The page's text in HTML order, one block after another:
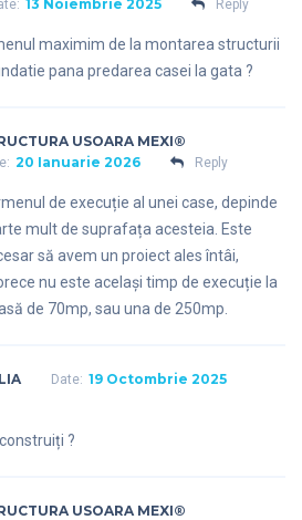
13 Noiembrie 2025 Reply
maximim de la montarea structurii
pana predarea casei la gata ?
USOARA MEXI®
20 Ianuarie 2026 Reply
de execuție al unei case, depinde
mult de suprafața acesteia. Este
să avem un proiect ales întâi,
nu este același timp de execuție la
de 70mp, sau una de 250mp.
Date: 19 Octombrie 2025
?
USOARA MEXI®